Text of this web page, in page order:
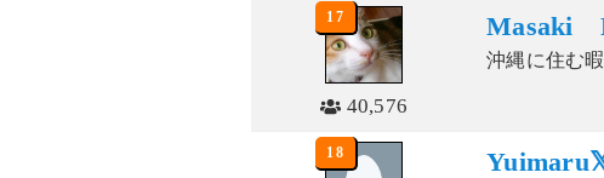
17
40,576
Masaki
沖縄に住む
18